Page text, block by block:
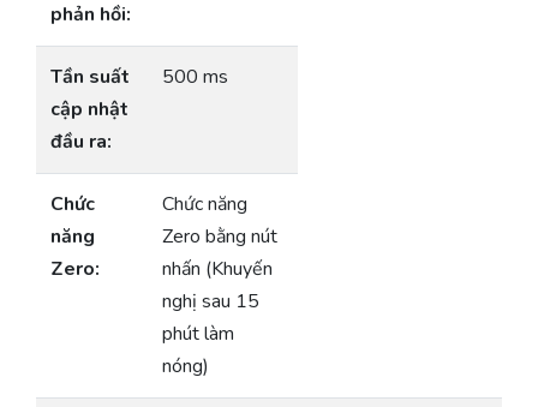
phản hồi:
Tần suất
cập nhật
đầu ra:
500 ms
Chức
năng
Zero:
Chức năng
Zero bằng nút
nhấn (Khuyến
nghị sau 15
phút làm
nóng)